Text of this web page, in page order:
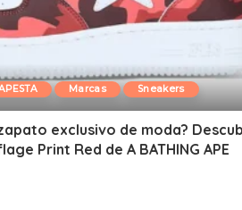
Marcas Sneakers
exclusivo de moda?
Print Red de A BATHING APE